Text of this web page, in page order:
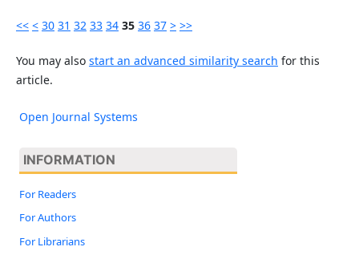
<< < 30 31 32 33 34 35 36 37 > >>
You may also start an advanced similarity search for this
article.
Open Journal Systems
INFORMATION
For Readers
For Authors
For Librarians